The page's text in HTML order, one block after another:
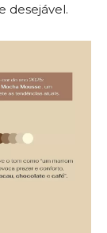
desejável.